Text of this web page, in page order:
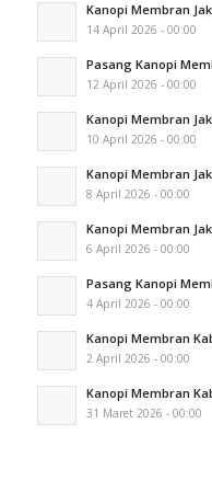
Kanopi Membran
14 April 2026 - 00:00
Pasang Kanopi
12 April 2026 - 00:00
Kanopi Membran
10 April 2026 - 00:00
Kanopi Membran
8 April 2026 - 00:00
Kanopi Membran
6 April 2026 - 00:00
Pasang Kanopi
4 April 2026 - 00:00
Kanopi Membran
2 April 2026 - 00:00
Kanopi Membran
31 Maret 2026 - 00:00